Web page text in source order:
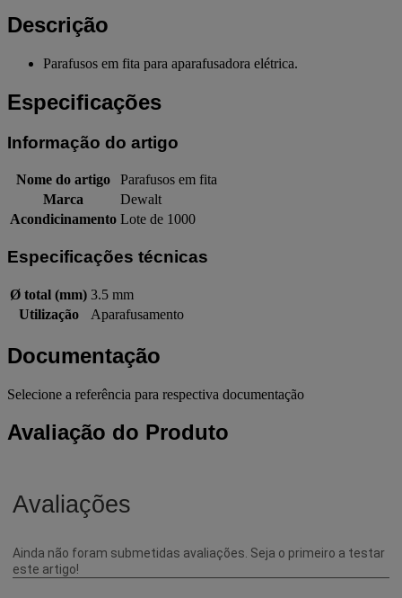
Descrição
Parafusos em fita para aparafusadora elétrica.
Especificações
Informação do artigo
Nome do artigo
Parafusos em fita
Marca
Dewalt
Acondicinamento Lote de 1000
Especificações técnicas
Ø total (mm) 3.5 mm
Utilização
Aparafusamento
Documentação
Selecione a referência para respectiva documentação
Avaliação do Produto